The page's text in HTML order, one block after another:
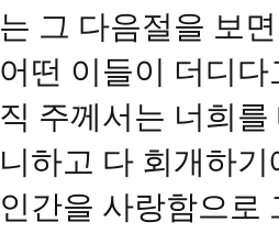
는 그 다음절을 보
어떤 이들이 더디
직 주께서는 너희
니하고 다 회개하
인간을 사랑함으로